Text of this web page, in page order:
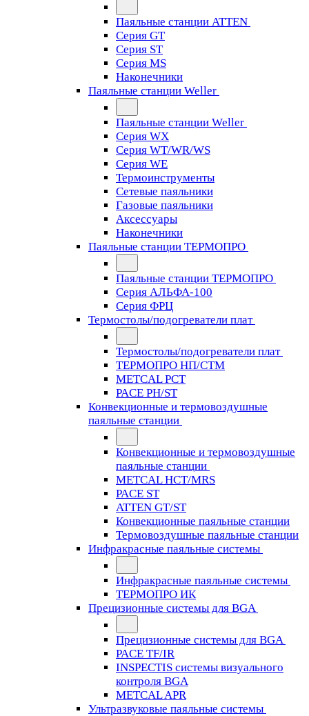
Паяльные станции ATTEN
Серия GT
Серия ST
Серия MS
Наконечники
Паяльные станции Weller
Паяльные станции Weller
Серия WX
Серия WT/WR/WS
Серия WE
Термоинструменты
Сетевые паяльники
Газовые паяльники
Аксессуары
Наконечники
Паяльные станции ТЕРМОПРО
Паяльные станции ТЕРМОПРО
Серия АЛЬФА-100
Серия ФРЦ
Термостолы/подогреватели плат
Термостолы/подогреватели плат
ТЕРМОПРО НП/СТМ
METCAL PCT
PACE PH/ST
Конвекционные и термовоздушные
паяльные станции
Конвекционные и термовоздушные
паяльные станции
METCAL HCT/MRS
PACE ST
ATTEN GT/ST
Конвекционные паяльные станции
Термовоздушные паяльные станции
Инфракрасные паяльные системы
Инфракрасные паяльные системы
ТЕРМОПРО ИК
Прецизионные системы для BGA
Прецизионные системы для BGA
PACE TF/IR
INSPECTIS системы визуального
контроля BGA
METCAL APR
Ультразвуковые паяльные системы